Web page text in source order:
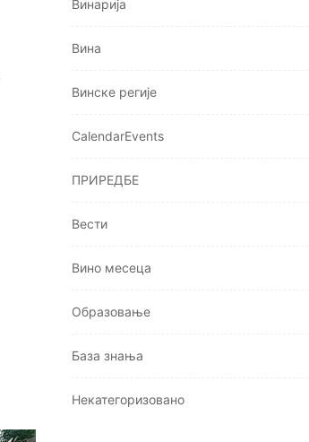
Винарија
Вина
Винске регије
CalendarEvents
ПРИРЕДБЕ
Вести
Вино месеца
Oбразовање
База знања
Некатегоризовано